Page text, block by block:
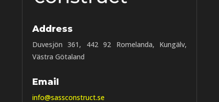
Address
Duvesjön 361, 442 92 Romelanda, Kungälv,
Västra Götaland
Email
info@sassconstruct.se